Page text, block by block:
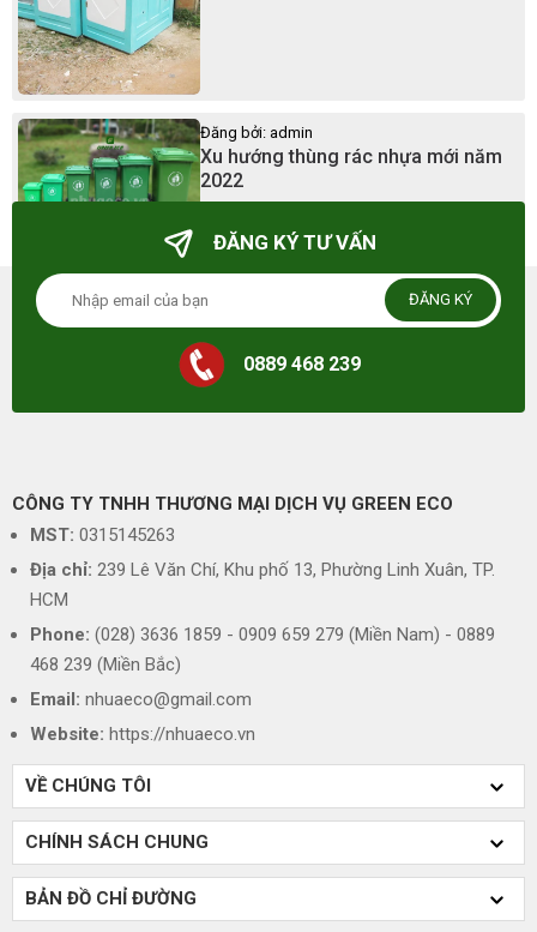
Đăng bởi: admin
Xu hướng thùng rác nhựa mới năm
2022
23/03/2025 - 23:41
ĐĂNG KÝ TƯ VẤN
ĐĂNG KÝ
0889 468 239
CÔNG TY TNHH THƯƠNG MẠI DỊCH VỤ GREEN ECO
MST: 0315145263
Địa chỉ: 239 Lê Văn Chí, Khu phố 13, Phường Linh Xuân, TP.
HCM
Phone: (028) 3636 1859 - 0909 659 279 (Miền Nam) - 0889
468 239 (Miền Bắc)
Email: nhuaeco@gmail.com
Website: https://nhuaeco.vn
VỀ CHÚNG TÔI
CHÍNH SÁCH CHUNG
BẢN ĐỒ CHỈ ĐƯỜNG